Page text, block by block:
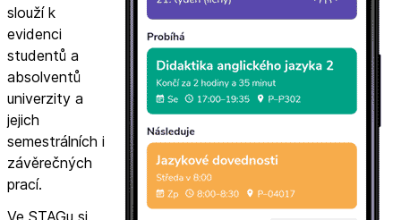
slouží k
evidenci
studentů a
absolventů
univerzity a
jejich
semestrálních i
závěrečných
prací.
Ve STAGu si